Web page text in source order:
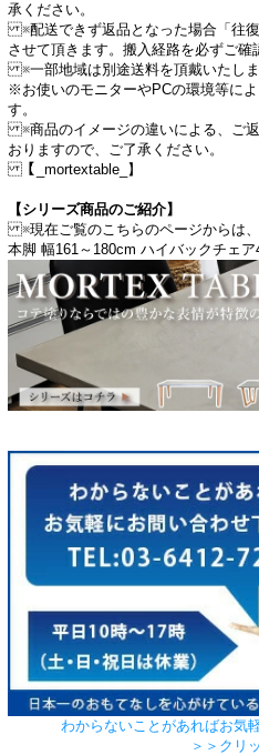
承ください。
※配送できず返品となった場合「往
させて頂きます。搬入経路を必ずご確
※一部地域は別途送料を頂戴いたしま
※お使いのモニターやPCの環境等に
す。
※商品のイメージの違いによる、ご
おりますので、ご了承ください。
【_mortextable_】
【シリーズ商品のご紹介】
※現在ご覧のこちらのページからは
本脚 幅161～180cm ハイバックチェア
わからないことがあればお気
＞＞クリ